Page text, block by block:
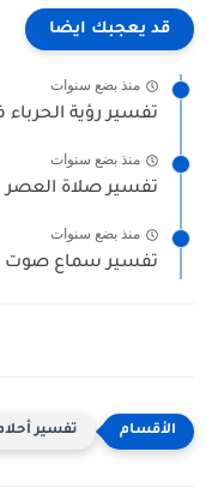
قد يعجبك ايضا
منذ بضع سنوات
تفسير رؤية الحرباء
منذ بضع سنوات
تفسير صلاة العصر
منذ بضع سنوات
تفسير سماع صوت
تفسير